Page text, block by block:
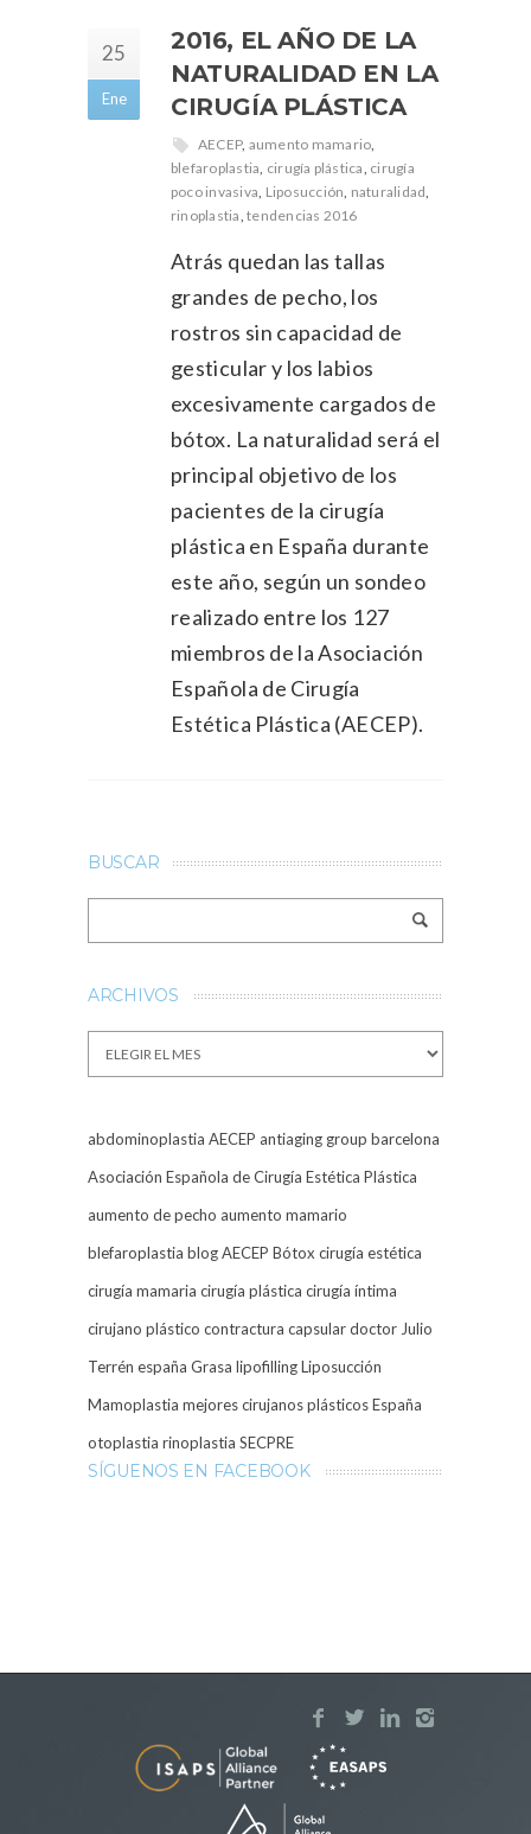
25
Ene
2016, EL AÑO DE LA
NATURALIDAD EN LA
CIRUGÍA PLÁSTICA
AECEP, aumento mamario,
blefaroplastia, cirugía plástica, cirugía
poco invasiva, Liposucción, naturalidad,
rinoplastia,tendencias 2016
Atrás quedan las tallas
grandes de pecho, los
rostros sin capacidad de
gesticular y los labios
excesivamente cargados de
bótox. La naturalidad será el
principal objetivo de los
pacientes de la cirugía
plástica en España durante
este año, según un sondeo
realizado entre los 127
miembros de la Asociación
Española de Cirugía
Estética Plástica (AECEP).
BUSCAR
ARCHIVOS
Archivos
abdominoplastia AECEP antiaging group barcelona
Asociación Española de Cirugía Estética Plástica
aumento de pecho aumento mamario
blefaroplastia blog AECEP Bótox cirugía estética
cirugía mamaria cirugía plástica cirugía íntima
cirujano plástico contractura capsulardoctor Julio
Terrén españa Grasa lipofillingLiposucción
Mamoplastia mejores cirujanos plásticos España
otoplastia rinoplastia SECPRE
SÍGUENOS EN FACEBOOK